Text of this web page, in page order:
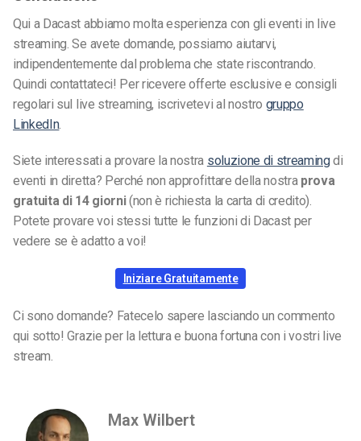
Qui a Dacast abbiamo molta esperienza con gli eventi in live
streaming. Se avete domande, possiamo aiutarvi,
indipendentemente dal problema che state riscontrando.
Quindi contattateci! Per ricevere offerte esclusive e consigli
regolari sul live streaming, iscrivetevi al nostro gruppo
LinkedIn.
Siete interessati a provare la nostra soluzione di streamingdi
eventi in diretta? Perché non approfittare della nostra prova
gratuita di 14 giorni(non è richiesta la carta di credito).
Potete provare voi stessi tutte le funzioni di Dacast per
vedere se è adatto a voi!
Iniziare Gratuitamente
Ci sono domande? Fatecelo sapere lasciando un commento
qui sotto! Grazie per la lettura e buona fortuna con i vostri live
stream.
Max Wilbert